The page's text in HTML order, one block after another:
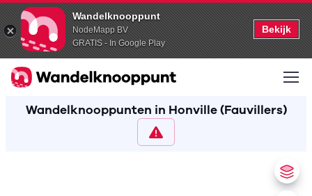
Wandelknooppunt
NodeMapp BV
GRATIS - In Google Play
Bekijk
Wandelknooppunten in Honville (Fauvillers)